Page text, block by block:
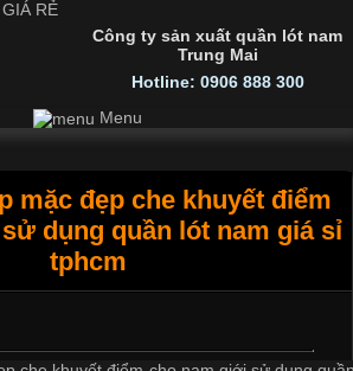
Công ty sản xuất quần lót nam
Trung Mai
Hotline: 0906 888 300
Menu
mặc đẹp che khuyết điểm
dụng quần lót nam giá sỉ
tphcm